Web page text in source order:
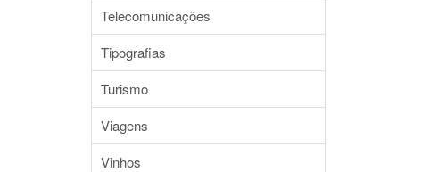
Telecomunicações
Tipografias
Turismo
Viagens
Vinhos